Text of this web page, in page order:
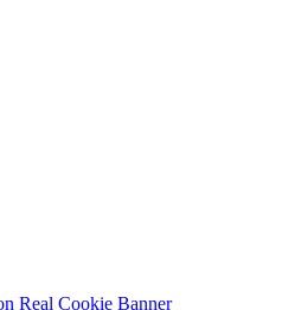
Real Cookie Banner